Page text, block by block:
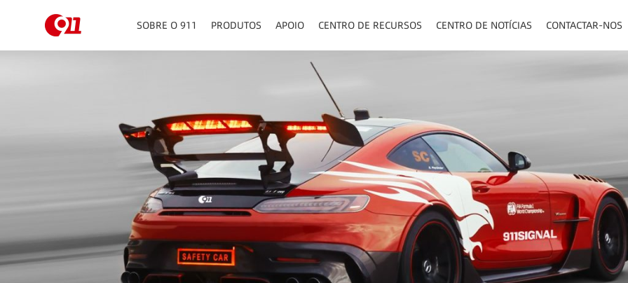
SOBRE O 911 PRODUTOS APOIO CENTRO DE RECURSOS CENTRO DE NOTÍCIAS CONTACTAR-NOS